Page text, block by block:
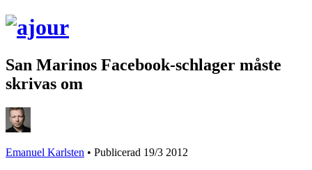
San Marinos Facebook-schlager måste
skrivas om
Emanuel Karlsten • Publicerad 19/3 2012